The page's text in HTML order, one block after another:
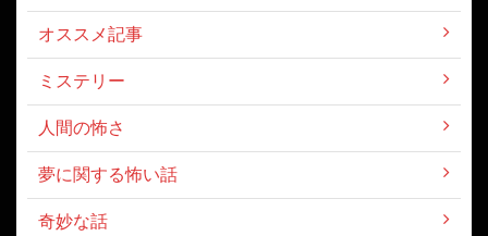
オススメ記事
ミステリー
人間の怖さ
夢に関する怖い話
奇妙な話